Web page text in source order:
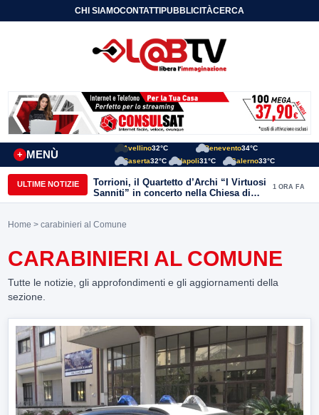
CHI SIAMOCONTATTIPUBBLICITÀCERCA
MENÙ
+
Avellino32°C Benevento34°C
Caserta32°C Napoli31°C Salerno33°C
ULTIME NOTIZIE
Torrioni, il Quartetto d’Archi “I Virtuosi
Sanniti” in concerto nella Chiesa di
San Michele Arcangelo
1 ORA FA
Home > carabinieri al Comune
CARABINIERI AL COMUNE
Tutte le notizie, gli approfondimenti e gli aggiornamenti della
sezione.